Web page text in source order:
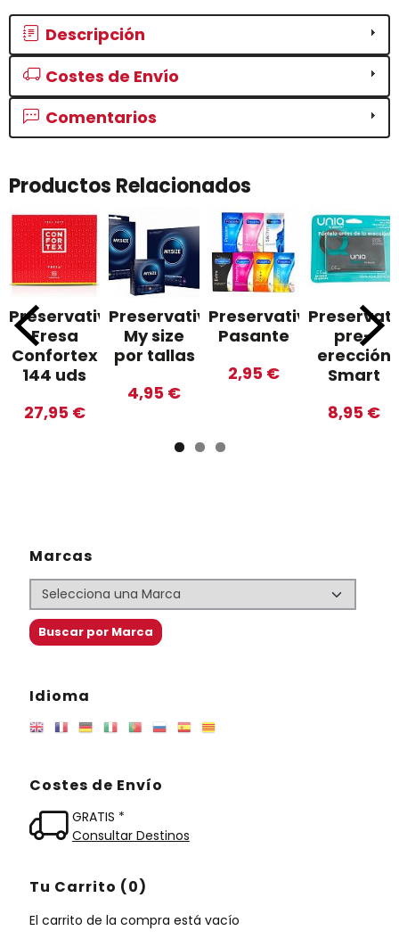
Marcas
Idioma
Costes de Envío
GRATIS *
Consultar Destinos
Tu Carrito (0)
El carrito de la compra está vacío
Descripción
Costes de Envío
Comentarios
Productos Relacionados
Preservativos
Fresa
Confortex
144 uds
27,95 €
Preservativos
My size
por tallas
4,95 €
Preservativos
Pasante
2,95 €
pre-
erección
Smart
8,95 €